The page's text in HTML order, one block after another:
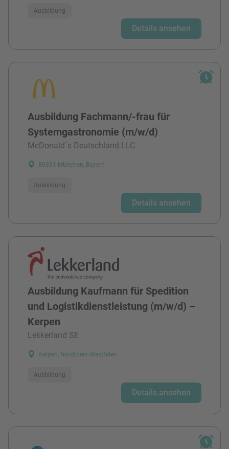
Ausbildung
Details ansehen
Ausbildung Fachmann/-frau für
Systemgastronomie (m/w/d)
McDonald`s Deutschland LLC
80331 München, Bayern
Ausbildung
Details ansehen
Ausbildung Kaufmann für Spedition
und Logistikdienstleistung (m/w/d) –
Kerpen
Lekkerland SE
Kerpen, Nordrhein-Westfalen
Ausbildung
Details ansehen